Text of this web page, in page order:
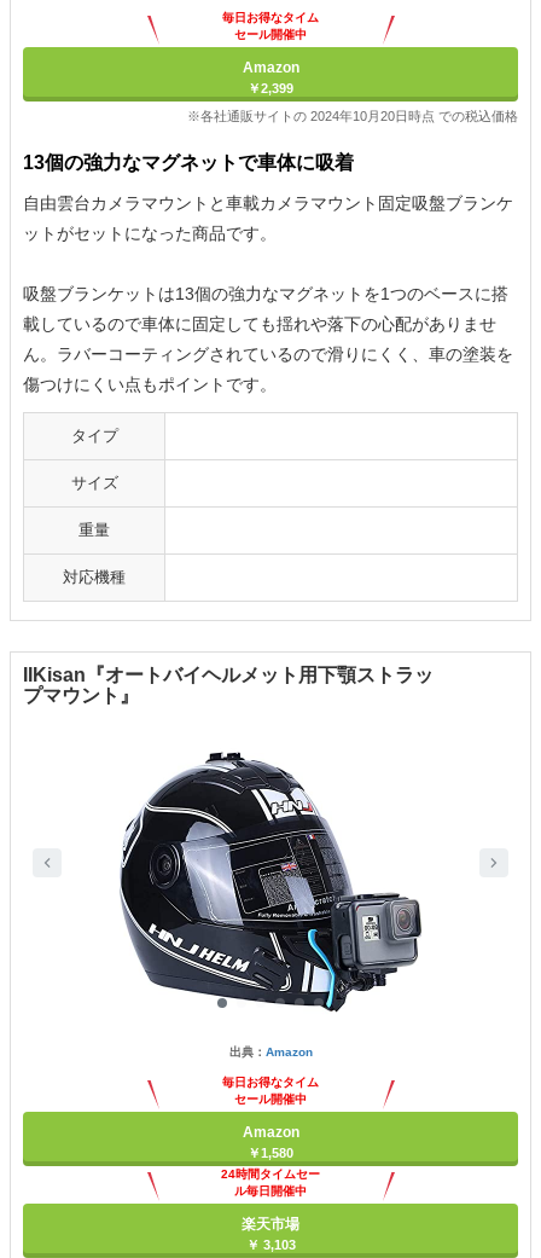
毎日お得なタイム
セール開催中
Amazon
￥2,399
※各社通販サイトの 2024年10月20日時点 での税込価格
13個の強力なマグネットで車体に吸着
自由雲台カメラマウントと車載カメラマウント固定吸盤ブランケ
ットがセットになった商品です。
吸盤ブランケットは13個の強力なマグネットを1つのベースに搭
載しているので車体に固定しても揺れや落下の心配がありませ
ん。ラバーコーティングされているので滑りにくく、車の塗装を
傷つけにくい点もポイントです。
タイプ
サイズ
重量
対応機種
IIKisan『オートバイヘルメット用下顎ストラッ
プマウント』
出典： Amazon
毎日お得なタイム
セール開催中
Amazon
￥1,580
24時間タイムセー
ル毎日開催中
楽天市場
￥ 3,103